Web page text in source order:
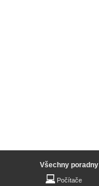
Všechny poradny
Počítače